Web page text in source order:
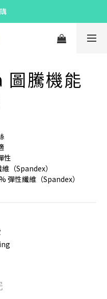
圖騰機能
性
（Spandex）
彈性纖維（Spandex）